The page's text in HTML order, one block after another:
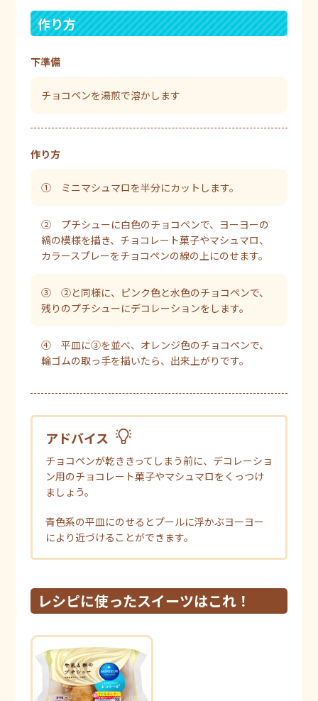
作り方
下準備
チョコペンを湯煎で溶かします
作り方
① ミニマシュマロを半分にカットします。
② プチシューに白色のチョコペンで、ヨーヨーの
縞の模様を描き、チョコレート菓子やマシュマロ、
カラースプレーをチョコペンの線の上にのせます。
③ ②と同様に、ピンク色と水色のチョコペンで、
残りのプチシューにデコレーションをします。
④ 平皿に③を並べ、オレンジ色のチョコペンで、
輪ゴムの取っ手を描いたら、出来上がりです。
アドバイス
チョコペンが乾ききってしまう前に、デコレーショ
ン用のチョコレート菓子やマシュマロをくっつけ
ましょう。
青色系の平皿にのせるとプールに浮かぶヨーヨー
により近づけることができます。
レシピに使ったスイーツはこれ！